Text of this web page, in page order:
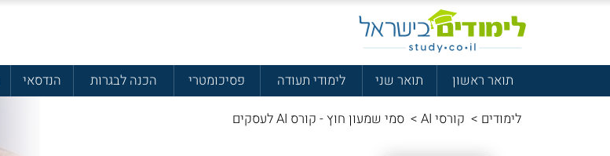
תואר ראשון תואר שני לימודי תעודה פסיכומטרי הכנה לבגרות הנדסאי
לימודים > קורסי AI > סמי שמעון חוץ - קורס AI לעסקים